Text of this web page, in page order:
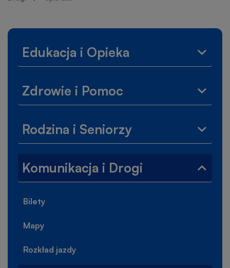
Lewe
menu
Edukacja i Opieka
menu
i
Zdrowie i Pomoc
menu
i
Rodzina i Seniorzy
menu
i
Komunikacja i Drogi
Zwiń
menu
Bilety
Mapy
Rozkład jazdy